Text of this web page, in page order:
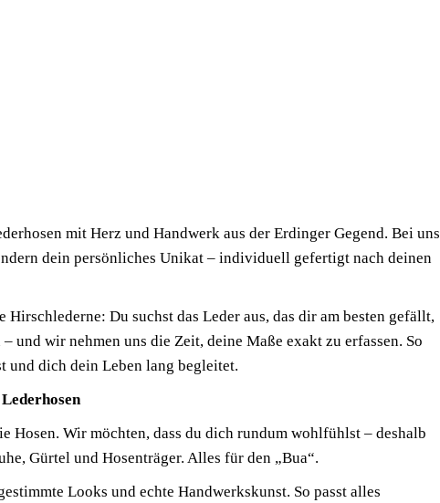
mit Herz und Handwerk aus der Erdinger Gegend. Bei uns
dein persönliches Unikat – individuell gefertigt nach deinen
Du suchst das Leder aus, das dir am besten gefällt,
und wir nehmen uns die Zeit, deine Maße exakt zu erfassen. So
und dich dein Leben lang begleitet.
Hosen. Wir möchten, dass du dich rundum wohlfühlst – deshalb
Gürtel und Hosenträger. Alles für den „Bua“.
Looks und echte Handwerkskunst. So passt alles